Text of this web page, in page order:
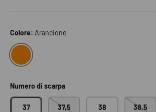
Colore: Arancione
ARANCIONE
Numero di scarpa
37 37,5 38 38,5